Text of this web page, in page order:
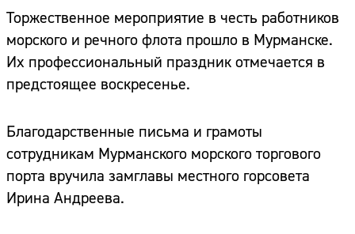
Торжественное мероприятие в честь работников
морского и речного флота прошло в Мурманске.
Их профессиональный праздник отмечается в
предстоящее воскресенье.
Благодарственные письма и грамоты
сотрудникам Мурманского морского торгового
порта вручила замглавы местного горсовета
Ирина Андреева.